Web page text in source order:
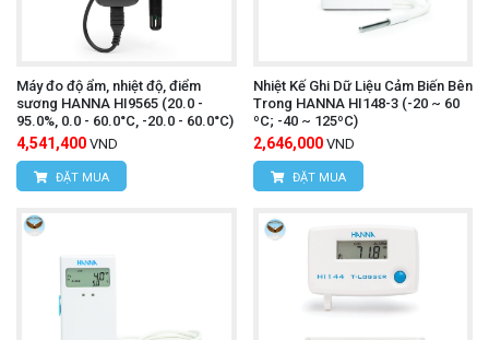
Phần mềm ComSoft:
Phần mềm miễn phí đi
phân tích dữ liệu.
Ứng dụng phổ biến
Giám sát nhiệt độ trong kho lạnh:
thực phẩm và hàng hóa được bảo quản đúng
cách.
Kiểm tra nhiệt độ trong quá trình sản xuất
Máy đo độ ẩm, nhiệt độ, điểm
sương HANNA HI9565 (20.0 -
95.0%, 0.0 - 60.0°C, -20.0 - 60.0°C)
4,541,400 VND
ĐẶT MUA
Nhiệt Kế Ghi Dữ Liệu Cảm Biến Bên
Trong HANNA HI148-3 (-20 ~ 60
ºC; -40 ~ 125ºC)
2,646,000 VND
ĐẶT MUA